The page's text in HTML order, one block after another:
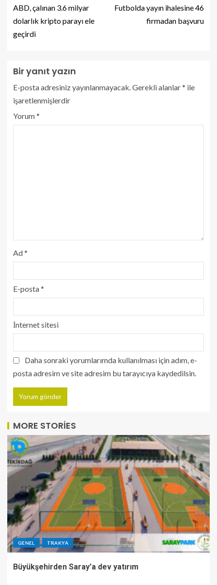
ABD, çalınan 3.6 milyar
dolarlık kripto parayı ele
geçirdi
Futbolda yayın ihalesine 46
firmadan başvuru
Bir yanıt yazın
E-posta adresiniz yayınlanmayacak.Gerekli alanlar* ile
işaretlenmişlerdir
Yorum*
Ad*
E-posta*
İnternet sitesi
Daha sonraki yorumlarımda kullanılması için adım, e-
posta adresim ve site adresim bu tarayıcıya kaydedilsin.
MORE STORIES
GENEL TRAKYA
Büyükşehirden Saray’a dev yatırım